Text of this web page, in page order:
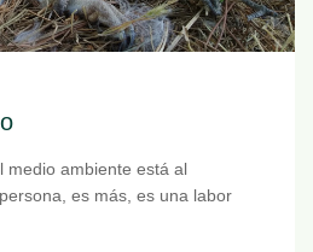
medio ambiente está al
es más, es una labor